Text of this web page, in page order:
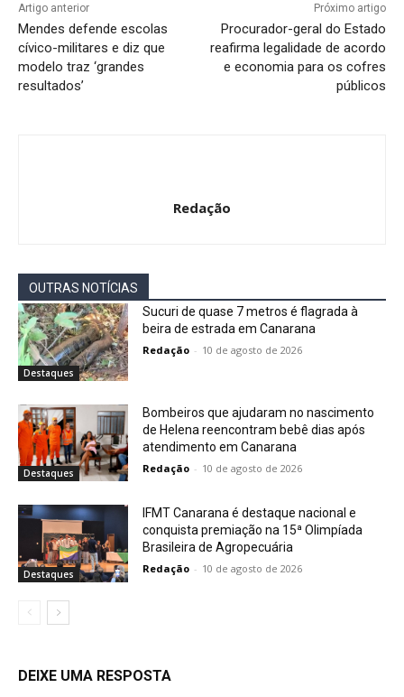
Artigo anterior
Mendes defende escolas
cívico-militares e diz que
modelo traz ‘grandes
resultados’
Próximo artigo
Procurador-geral do Estado
reafirma legalidade de acordo
e economia para os cofres
públicos
Redação
OUTRAS NOTÍCIAS
Destaques
Sucuri de quase 7 metros é flagrada à
beira de estrada em Canarana
Redação - 10 de agosto de 2026
Destaques
Bombeiros que ajudaram no nascimento
de Helena reencontram bebê dias após
atendimento em Canarana
Redação - 10 de agosto de 2026
Destaques
IFMT Canarana é destaque nacional e
conquista premiação na 15ª Olimpíada
Brasileira de Agropecuária
Redação - 10 de agosto de 2026
DEIXE UMA RESPOSTA